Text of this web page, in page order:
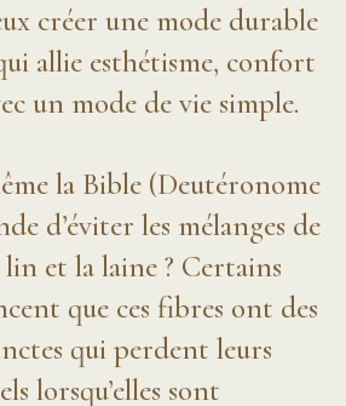
créer une mode durable
allie esthétisme, confort
un mode de vie simple.
la Bible (Deutéronome
d’éviter les mélanges de
lin et la laine ? Certains
que ces fibres ont des
qui perdent leurs
lorsqu’elles sont